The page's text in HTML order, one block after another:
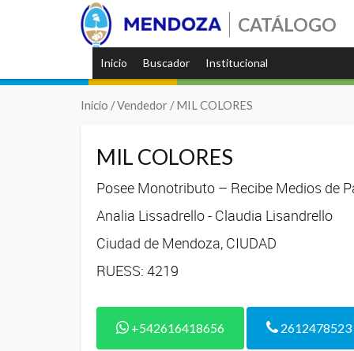
CATÁLOGO
Inicio Buscador Institucional
Inicio / Vendedor / MIL COLORES
MIL COLORES
Posee Monotributo – Recibe Medios de
Analia Lissadrello - Claudia Lisandrello
Ciudad de Mendoza, CIUDAD
RUESS: 4219
+542616418656 2612478523